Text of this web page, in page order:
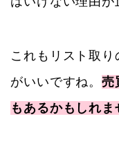
これもリスト取
がいいですね。売
もあるかもしれま